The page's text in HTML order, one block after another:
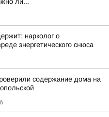
нарколог о
энергетического снюса
содержание дома на